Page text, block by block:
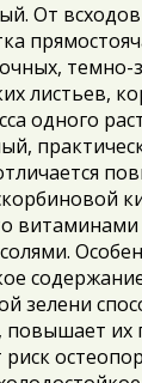
От
листьев,
одного
витаминами
зелени
повышает их